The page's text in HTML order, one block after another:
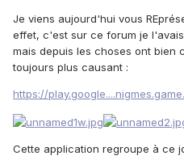
Je viens aujourd'hui vous
effet, c'est sur ce forum je
mais depuis les choses ont bien
toujours plus causant :
https://
Cette application regroupe à ce